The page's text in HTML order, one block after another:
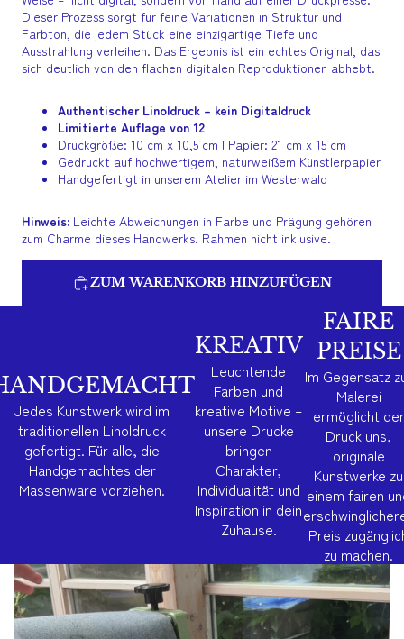
Dieser Prozess sorgt für feine Variationen in Struktur und
Farbton, die jedem Stück eine einzigartige Tiefe und
Ausstrahlung verleihen. Das Ergebnis ist ein echtes Original, das
sich deutlich von den flachen digitalen Reproduktionen abhebt.
Authentischer Linoldruck – kein Digitaldruck
Limitierte Auflage von 12
Druckgröße: 10 cm x 10,5 cm | Papier: 21 cm x 15 cm
Gedruckt auf hochwertigem, naturweißem Künstlerpapier
Handgefertigt in unserem Atelier im Westerwald
Hinweis: Leichte Abweichungen in Farbe und Prägung gehören
zum Charme dieses Handwerks. Rahmen nicht inklusive.
ZUM WARENKORB HINZUFÜGEN
Jedes Kunstwerk wird im
traditionellen Linoldruck
gefertigt. Für alle, die
Handgemachtes der
Massenware vorziehen.
KREATIV
Leuchtende
Farben und
kreative Motive –
unsere Drucke
bringen
Charakter,
Individualität und
Inspiration in dein
Zuhause.
FAIRE
PREISE
Im Gegensatz
Malerei
ermöglicht der
Druck uns,
originale
Kunstwerke zu
einem fairen
Preis
zu machen.